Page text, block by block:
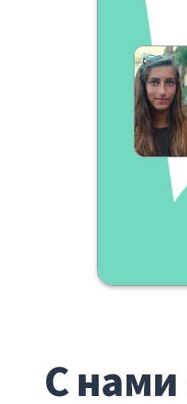
С нами